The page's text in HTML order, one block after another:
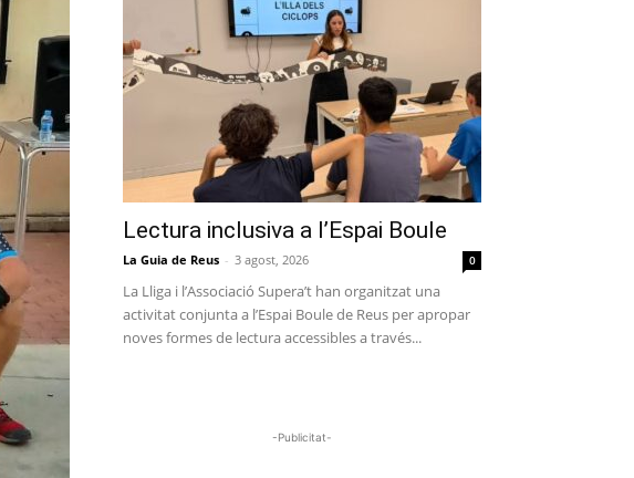
Lectura inclusiva a l’Espai Boule
La Guia de Reus - 3 agost, 2026 0
La Lliga i l’Associació Supera’t han organitzat una
activitat conjunta a l’Espai Boule de Reus per apropar
noves formes de lectura accessibles a través...
-Publicitat-